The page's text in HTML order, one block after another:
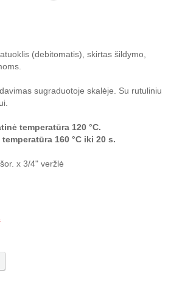
(debitomatis), skirtas šildymo,
sugraduotoje skalėje. Su rutuliniu
temperatūra 120 °C.
160 °C iki 20 s.
x 3/4" veržlė